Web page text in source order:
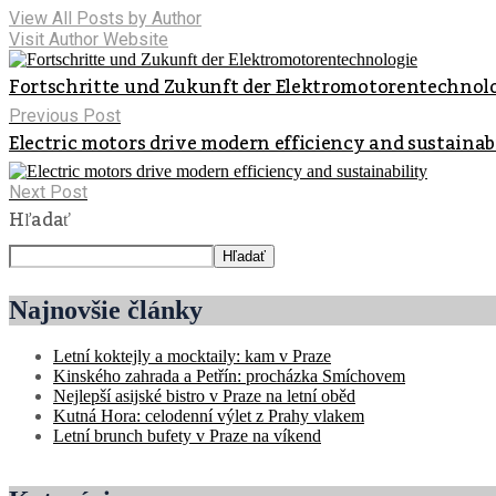
View All Posts by Author
Visit Author Website
Fortschritte und Zukunft der
Previous Post
Electric motors drive modern efficiency and
Next Post
Hľadať
Hľadať
Najnovšie články
Letní koktejly a mocktaily: kam v Praze
Kinského zahrada a Petřín: procházka Smíchovem
Nejlepší asijské bistro v Praze na letní oběd
Kutná Hora: celodenní výlet z Prahy vlakem
Letní brunch bufety v Praze na víkend